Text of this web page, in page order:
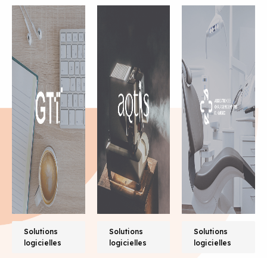
Solutions
logicielles
Solutions
logicielles
Solutions
logicielles